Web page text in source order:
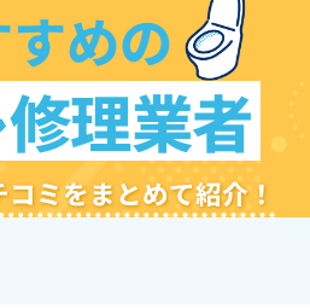
めの
理業者
ミをまとめて紹介！